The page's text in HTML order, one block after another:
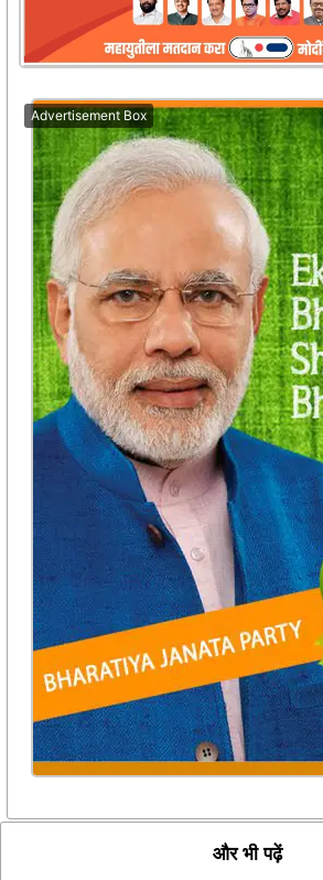
Advertisement Box
और भी पढ़ें